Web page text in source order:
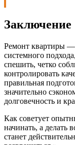
Заключение
Ремонт квартиры
системного
спешить, четко
контролировать
правильная
значительно
долговечность и
Как советует
начинать, а делать
станет